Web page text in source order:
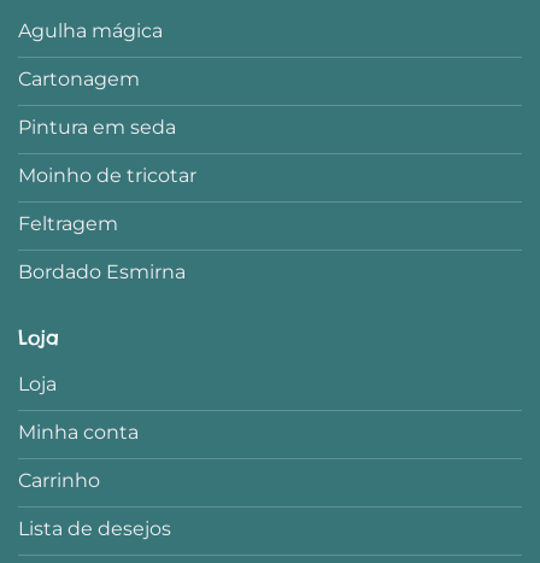
Agulha mágica
Cartonagem
Pintura em seda
Moinho de tricotar
Feltragem
Bordado Esmirna
Loja
Loja
Minha conta
Carrinho
Lista de desejos